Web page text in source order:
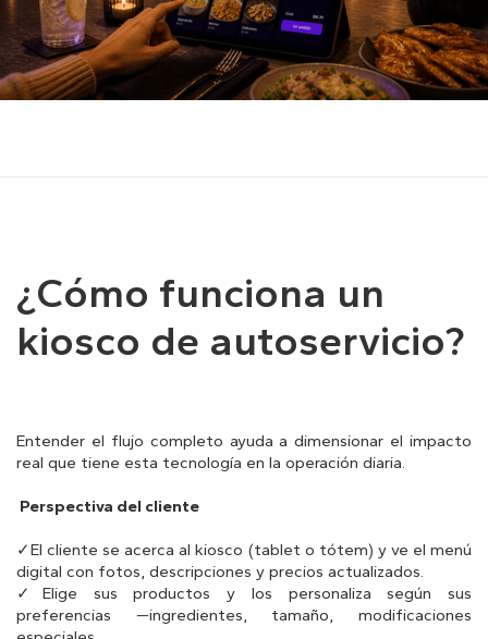
¿Cómo funciona un
kiosco de autoservicio?
Entender el flujo completo ayuda a dimensionar el impacto
real que tiene esta tecnología en la operación diaria.
Perspectiva del cliente
✓El cliente se acerca al kiosco (tablet o tótem) y ve el menú
digital con fotos, descripciones y precios actualizados.
✓Elige sus productos y los personaliza según sus
preferencias —ingredientes, tamaño, modificaciones